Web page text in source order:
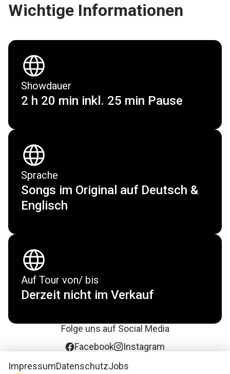
Wichtige Informationen
Showdauer
2 h 20 min inkl. 25 min Pause
Sprache
Songs im Original auf Deutsch &
Englisch
Auf Tour von/ bis
Derzeit nicht im Verkauf
Folge uns auf Social Media
Facebook
Instagram
ImpressumDatenschutzJobs